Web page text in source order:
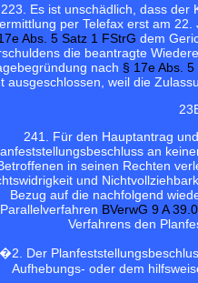
223. Es ist unschädlich, dass der
per Telefax erst am
Abs. 5 Satz 1 FStrG dem
die beantragte
nach § 17e Abs.
ausgeschlossen, weil die
23
241. Für den Hauptantrag
an
in seinen Rechten
und
Bezug auf die nachfolgend
Parallelverfahren BVerwG 9 A
Verfahrens den
�2. Der
Aufhebungs- oder dem